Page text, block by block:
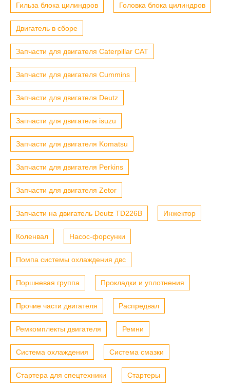
Гильза блока цилиндров Головка блока цилиндров
Двигатель в сборе
Запчасти для двигателя Caterpillar CAT
Запчасти для двигателя Cummins
Запчасти для двигателя Deutz
Запчасти для двигателя isuzu
Запчасти для двигателя Komatsu
Запчасти для двигателя Perkins
Запчасти для двигателя Zetor
Запчасти на двигатель Deutz TD226B Инжектор
Коленвал Насос-форсунки
Помпа системы охлаждения двс
Поршневая группа Прокладки и уплотнения
Прочие части двигателя Распредвал
Ремкомплекты двигателя Ремни
Система охлаждения Система смазки
Стартера для спецтехники Стартеры